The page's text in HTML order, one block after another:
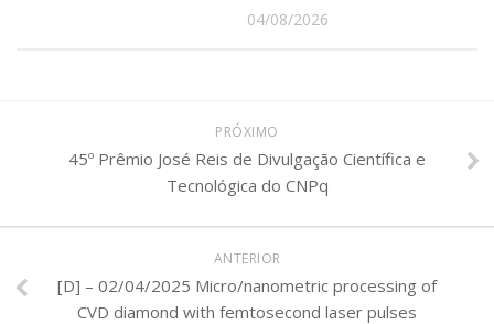
04/08/2026
PRÓXIMO
45º Prêmio José Reis de Divulgação Científica e
Tecnológica do CNPq
ANTERIOR
[D] – 02/04/2025 Micro/nanometric processing of
CVD diamond with femtosecond laser pulses